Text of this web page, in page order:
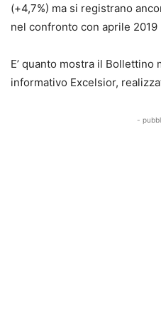
(+4,7%) ma si registrano
nel confronto con aprile 2019
E’ quanto mostra il Bollettino
informativo Excelsior,
-